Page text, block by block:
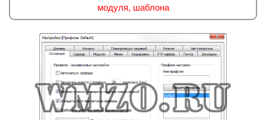
модуля, шаблона